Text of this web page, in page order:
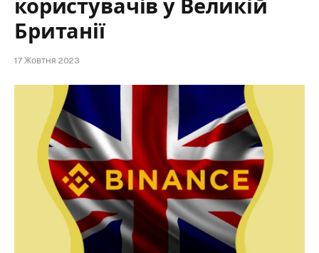
користувачів у Великій
Британії
17 Жовтня 2023